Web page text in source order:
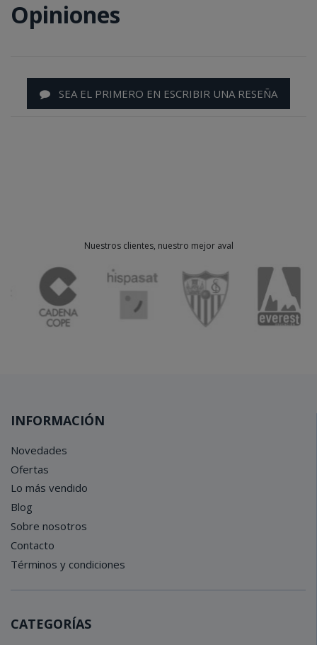
Opiniones
SEA EL PRIMERO EN ESCRIBIR UNA RESEÑA
Nuestros clientes, nuestro mejor aval
INFORMACIÓN
Novedades
Ofertas
Lo más vendido
Blog
Sobre nosotros
Contacto
Términos y condiciones
CATEGORÍAS